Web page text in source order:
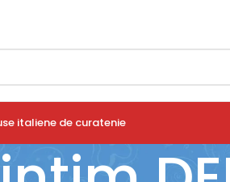
italiene de curatenie